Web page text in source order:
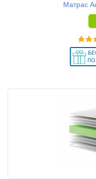
Матрас